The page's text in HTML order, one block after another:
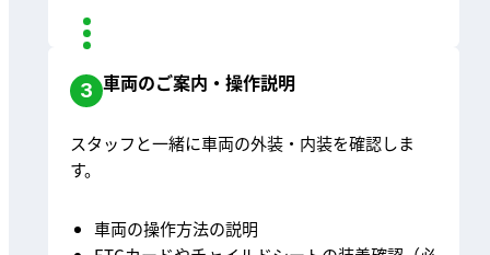
3 車両のご案内・操作説明
スタッフと一緒に車両の外装・内装を確認しま
す。
車両の操作方法の説明